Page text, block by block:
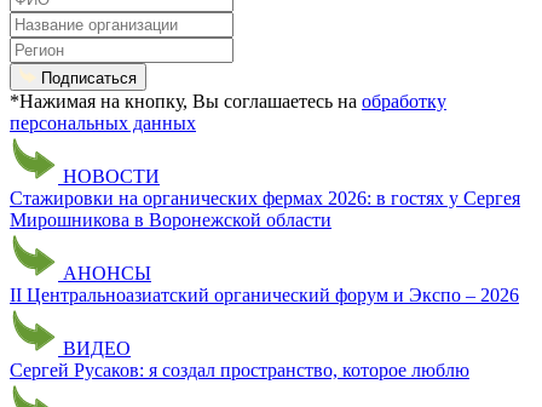
Подписаться
*Нажимая на кнопку, Вы соглашаетесь на обработку
персональных данных
НОВОСТИ
Стажировки на органических фермах 2026: в гостях у Сергея
Мирошникова в Воронежской области
АНОНСЫ
II Центральноазиатский органический форум и Экспо – 2026
ВИДЕО
Сергей Русаков: я создал пространство, которое люблю